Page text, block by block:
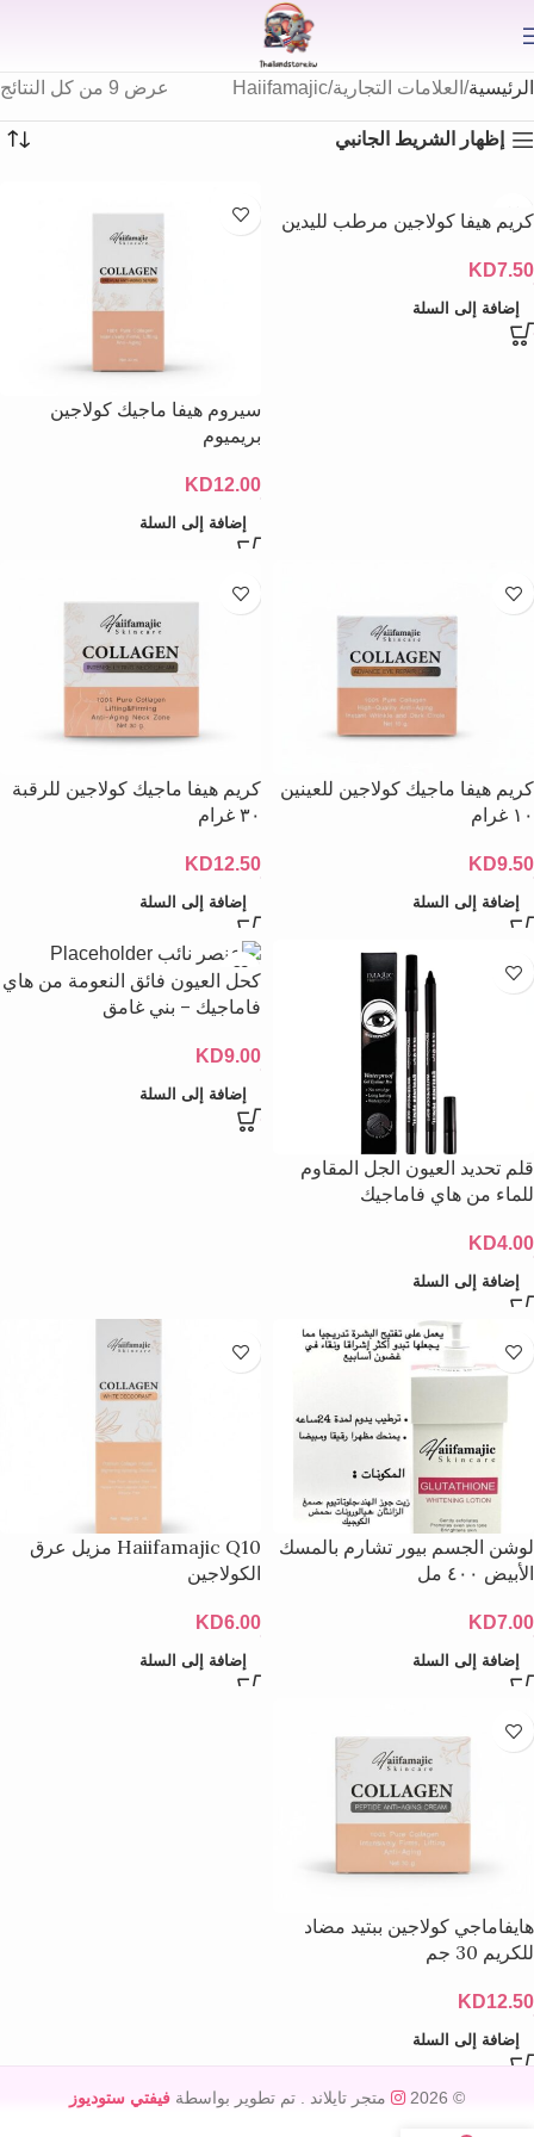
الرئيسية العلامات التجارية Haiifamajic عرض ⁦9⁩ من كل النتائج
إظهار الشريط الجانبي
كريم هيفا كولاجين مرطب لليدين
KD7.50
إضافة إلى السلة
سيروم هيفا ماجيك كولاجين
بريميوم
KD12.00
إضافة إلى السلة
كريم هيفا ماجيك كولاجين للعينين
١٠ غرام
KD9.50
إضافة إلى السلة
كريم هيفا ماجيك كولاجين للرقبة
٣٠ غرام
KD12.50
إضافة إلى السلة
قلم تحديد العيون الجل المقاوم
للماء من هاي فاماجيك
KD4.00
إضافة إلى السلة
كحل العيون فائق النعومة من هاي
فاماجيك – بني غامق
KD9.00
إضافة إلى السلة
لوشن الجسم بيور تشارم بالمسك
الأبيض ٤٠٠ مل
KD7.00
إضافة إلى السلة
Haiifamajic Q10 مزيل عرق
الكولاجين
KD6.00
إضافة إلى السلة
هايفاماجي كولاجين ببتيد مضاد
للكريم 30 جم
KD12.50
إضافة إلى السلة
© 2026 متجر تايلاند . تم تطوير بواسطة فيفتي ستوديوز